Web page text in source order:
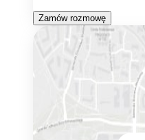
Zamów rozmowę